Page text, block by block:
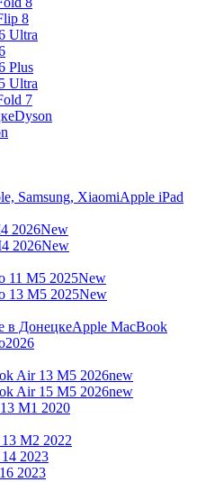
8
Ultra
Plus
Ultra
7
Dyson
Apple iPad
2026New
2026New
11 M5 2025New
13 M5 2025New
Apple MacBook
2026
Air 13 M5 2026new
Air 15 M5 2026new
M1 2020
M2 2022
2023
2023